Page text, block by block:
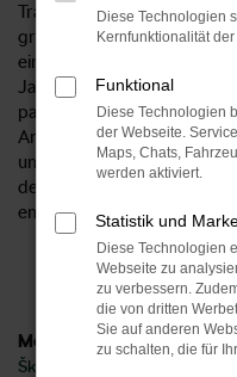
Traditionsunternehmen,
groß schreibt.
einen Škoda als
Jahreswagen, sondern
passende Motorisierung
Anforderungen in
uns kennen und
der Kompetenz und
enormen Auswahl liegt.
Modelle
Škoda Citigo Braunschweig
Diese Technologien
Kernfunktionalität
Funktional
Diese Technologien
der Webseite.
Maps, Chats,
werden aktiviert.
Statistik und
Diese Technologien
Webseite zu
zu verbessern.
die von dritten
Sie auf anderen
zu schalten, die für